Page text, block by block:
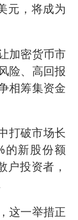
元，将成为
加密货币市
险、高回报
相筹集资金
打破市场长
的新股份额
户投资者，
这一举措正